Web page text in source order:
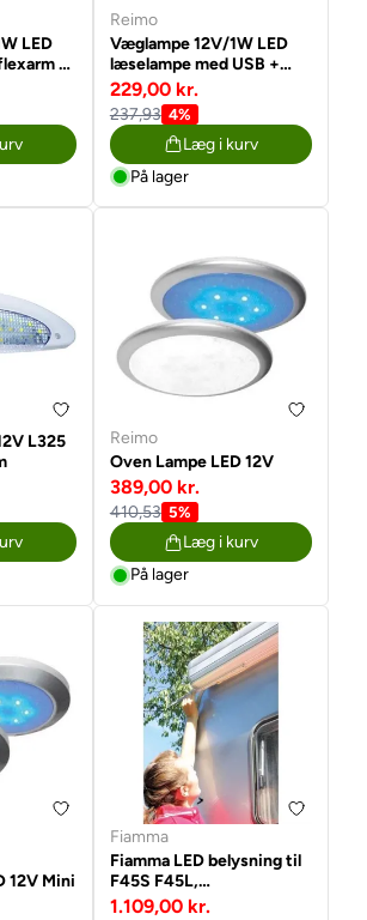
LED
+
Reimo
Væglampe 12V/1W LED
læselampe med USB +
vippekontakt afbryder
229,00 kr.
237,93 4%
Læg i kurv
På lager
L325
Reimo
Oven Lampe LED 12V
389,00 kr.
410,53 5%
Læg i kurv
På lager
12V Mini
Fiamma
Fiamma LED belysning til
F45S F45L,
Markisebredde 3,00 m
1.109,00 kr.